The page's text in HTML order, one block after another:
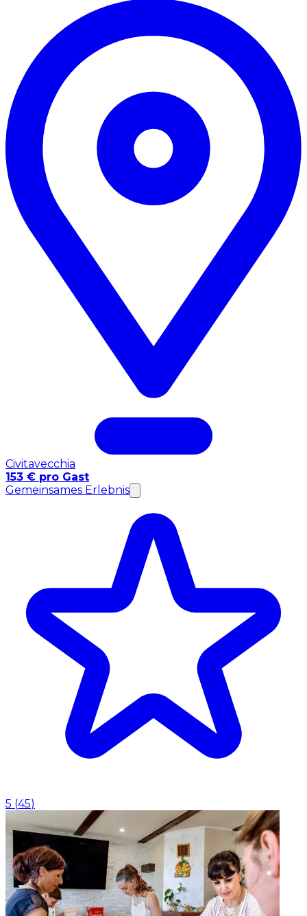
Civitavecchia
153 € pro Gast
Gemeinsames Erlebnis
5 (45)